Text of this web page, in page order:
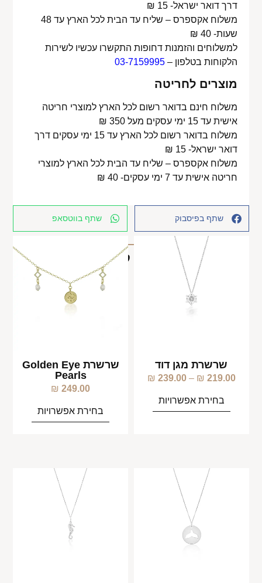
דרך דואר ישראל- 15 ₪
משלוח אקספרס – שליח עד הבית לכל הארץ עד 48
שעות- 40 ₪
למשלוחים והזמנות דחופות התקשרו עכשיו לשירות
הלקוחות בטלפון –03-7159995
מוצרים לחריטה
משלוח חינם בדואר רשום לכל הארץ למוצרי חריטה
אישית עד 15 ימי עסקים מעל 350 ₪
משלוח בדואר רשום לכל הארץ עד 15 ימי עסקים דרך
דואר ישראל- 15 ₪
משלוח אקספרס – שליח עד הבית לכל הארץ למוצרי
חריטה אישית עד 7 ימי עסקים- 40 ₪
שתף בפיסבוק שתף בווטסאפ
מוצרים קשורים
שרשרת מגן דוד
219.00
₪
–
239.00
₪
בחירת אפשרויות
שרשרת Golden Eye
Pearls
249.00
₪
בחירת אפשרויות